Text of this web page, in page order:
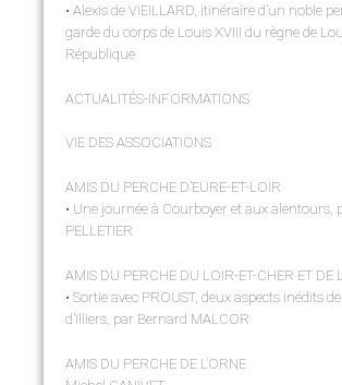
• Alexis de VIEILLARD, itinéraire d’un noble
garde du corps de Louis XVIII du règne de
République
ACTUALITÉS-INFORMATIONS
VIE DES ASSOCIATIONS
AMIS DU PERCHE D’EURE-ET-LOIR
• Une journée à Courboyer et aux alentours,
PELLETIER
AMIS DU PERCHE DU LOIR-ET-CHER ET DE
• Sortie avec PROUST, deux aspects inédits de
d’Illiers, par Bernard MALCOR
AMIS DU PERCHE DE L’ORNE